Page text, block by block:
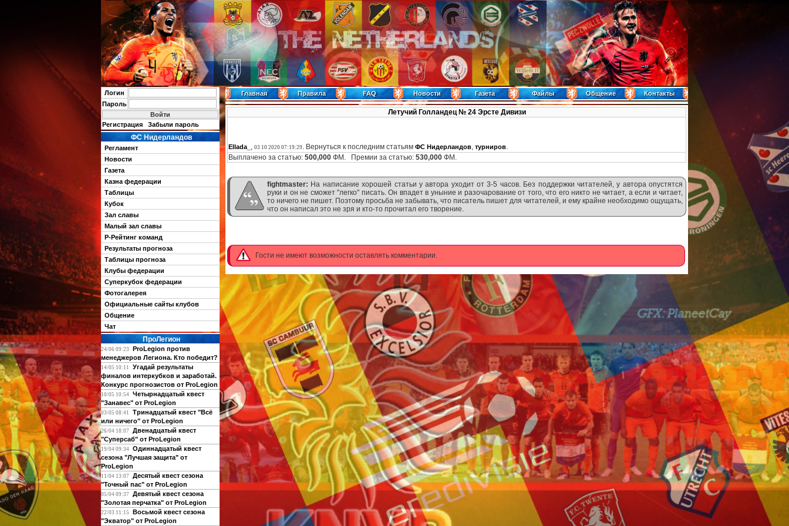
Логин
Пароль
Регистрация Забыли пароль
ФС Нидерландов
Регламент
Новости
Газета
Казна федерации
Таблицы
Кубок
Зал славы
Малый зал славы
Р-Рейтинг команд
Результаты прогноза
Таблицы прогноза
Клубы федерации
Суперкубок федерации
Фотогалерея
Официальные сайты клубов
Общение
Чат
ПроЛегион
24/06 09:23
ProLegion против
менеджеров Легиона. Кто победит?
14/05 10:11
Угадай результаты
финалов интеркубков и заработай.
Конкурс прогнозистов от ProLegion
10/05 10:54 Четырнадцатый квест
"Занавес" от ProLegion
03/05 08:41
Тринадцатый квест "Всё
или ничего" от ProLegion
26/04 18:07
Двенадцатый квест
"Суперсаб" от ProLegion
19/04 09:34 Одиннадцатый квест
сезона "Лучшая защита" от
ProLegion
11/04 13:07
Десятый квест сезона
"Точный пас" от ProLegion
05/04 09:37
Девятый квест сезона
"Золотая перчатка" от ProLegion
22/03 11:15
Восьмой квест сезона
"Экватор" от ProLegion
Главная Правила FAQ Новости Газета Файлы Общение Контакты
Летучий Голландец № 24 Эрсте Дивизи
Ellada_ , 03 10 2020 07:19:29 . Вернуться к последним статьям ФС Нидерландов, турниров.
Выплачено за статью: 500,000 ФМ. Премии за статью: 530,000 ФМ.
fightmaster: На написание хорошей статьи у автора уходит от 3-5 часов. Без поддержки читателей, у автора опустятся
руки и он не сможет "легко" писать. Он впадет в уныние и разочарование от того, что его никто не читает, а если и читает,
то ничего не пишет. Поэтому просьба не забывать, что писатель пишет для читателей, и ему крайне необходимо ощущать,
что он написал это не зря и кто-то прочитал его творение.
Гости не имеют возможности оставлять комментарии.